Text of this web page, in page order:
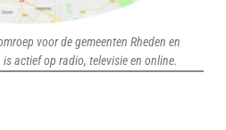
voor de gemeenten Rheden en
actief op radio, televisie en online.